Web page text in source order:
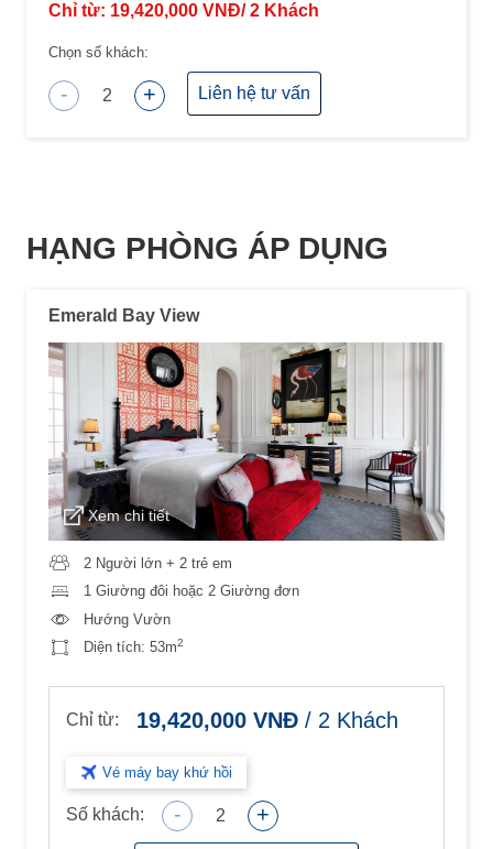
Chỉ từ: 19,420,000 VNĐ/2 Khách
Chọn số khách:
- 2 + Liên hệ tư vấn
HẠNG PHÒNG ÁP DỤNG
Emerald Bay View
Xem chi tiết
2 Người lớn + 2 trẻ em
1 Giường đôi hoặc 2 Giường đơn
Hướng Vườn
Diện tích: 53m2
Chỉ từ: 19,420,000 VNĐ / 2 Khách
Vé máy bay khứ hồi
Số khách: - 2 +